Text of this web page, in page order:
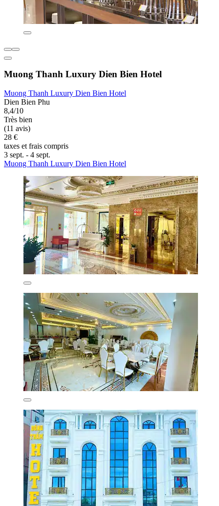
Muong Thanh Luxury Dien Bien Hotel
Muong Thanh Luxury Dien Bien Hotel
Dien Bien Phu
8,4/10
Très bien
(11 avis)
28 €
taxes et frais compris
3 sept. - 4 sept.
Muong Thanh Luxury Dien Bien Hotel